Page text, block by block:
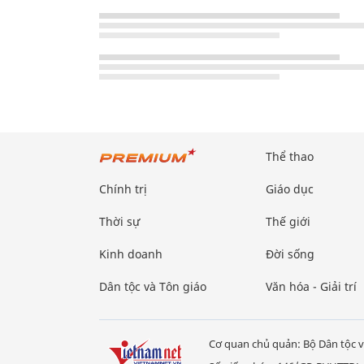
Chính trị
Thời sự
Kinh doanh
Dân tộc và Tôn giáo
Thể thao
Giáo dục
Thế giới
Đời sống
Văn hóa - Giải trí
Cơ quan chủ quản: Bộ Dân tộc